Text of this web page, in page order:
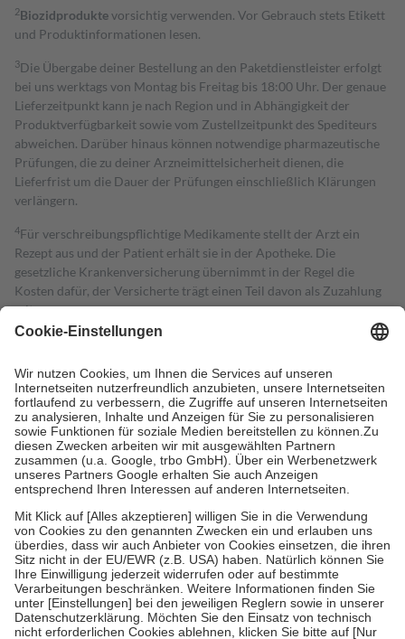
2Biozidproduktevorsichtig verwenden. Vor Gebrauch stets Etikett
und Produktinformationen lesen.
3Die Übergabe deiner Bestellung an den Paketdienstleister erfolgt
bei uns werktags von Montag bis Freitag bis 18:00 Uhr. Der genaue
Lieferzeitpunkt kann je nach Region und in Abhängigkeit der
Produktverfügbarkeit sowie vom Zustellzeitpunkt des Spediteurs
abweichen. Darüber hinaus können notwendige pharmazeutische
Prüfungen, die zu deiner Arzneimittelsicherheit dienen, die
Lieferfrist um die Dauer der Prüfungen einschließlich Klärungen
verlängern.
4Für verschreibungspflichtige Medikamente stellt der Arzt ein
Rezept aus und der Patient erhält sie in der Apotheke. Die
gesetzliche Krankenversicherung übernimmt in der Regel die
Kosten dafür, der Versicherte trägt einen Teil davon als Zuzahlung
mit.
Grundsätzlich leisten Mitglieder Zuzahlungen in Höhe von zehn
höchstens zehn Euro.
Es sind jedoch nie mehr als die tatsächlichen
Kosten der Leistung zu entrichten.
Diese Regeln gelten grundsätzlich auch für Online-Apotheken.
Bei Heilmitteln und häuslicher Krankenpflege beträgt die
Zuzahlung zehn Prozent der Kosten sowie zehn Euro je
Verordnung.
Um das Engagement der Versicherten für ihre eigene Gesundheit zu
stärken und die besondere Stellung der Familie zu unterstützen,
fallenkeine Zuzahlungenan bei:
• Kindern und Jugendlichen bis zum vollendeten 18. Lebensjahr
mit Ausnahme der Fahrkosten
• Untersuchungen zur Vorsorge und Früherkennung, die von der
GKV getragen werden
• empfohlenen Schutzimpfungen
• Harn- und Blutteststreifen